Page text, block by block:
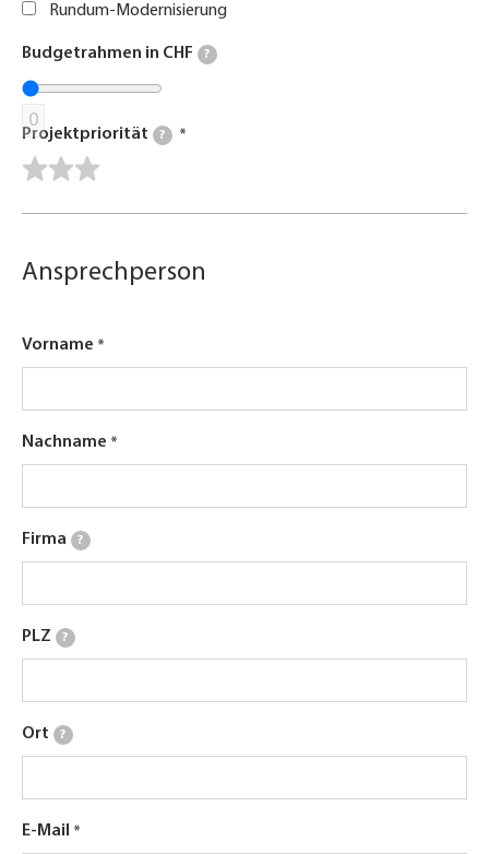
Rundum-Modernisierung
Budgetrahmen in CHF ?
0
Projektpriorität ?
Ansprechperson
Vorname
Nachname
Firma ?
PLZ ?
Ort ?
E-Mail